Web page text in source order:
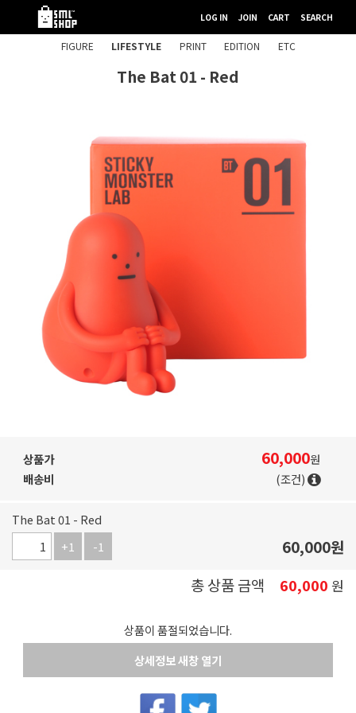
LOG IN JOIN CART SEARCH
FIGURE LIFESTYLE PRINT EDITION ETC
The Bat 01 - Red
상품가 60,000원
배송비
(조건)
The Bat 01 - Red
+1
-1 60,000원
총 상품 금액
60,000 원
상품이 품절되었습니다.
상세정보 새창 열기